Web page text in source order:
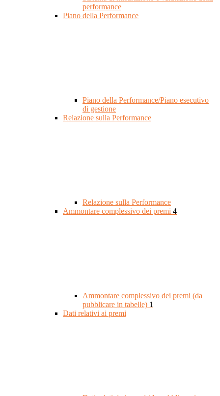
performance
Piano della Performance
Piano della Performance/Piano esecutivo
di gestione
Relazione sulla Performance
Relazione sulla Performance
Ammontare complessivo dei premi 4
Ammontare complessivo dei premi (da
pubblicare in tabelle) 1
Dati relativi ai premi